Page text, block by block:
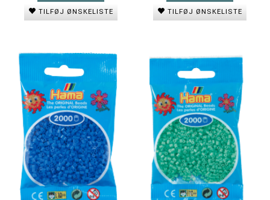
TILFØJ ØNSKELISTE TILFØJ ØNSKELISTE